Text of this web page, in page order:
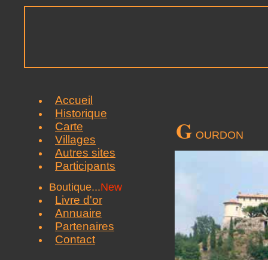
Accueil
Historique
Carte
Villages
Autres sites
Participants
Boutique...New
Livre d'or
Annuaire
Partenaires
Contact
G OURDON